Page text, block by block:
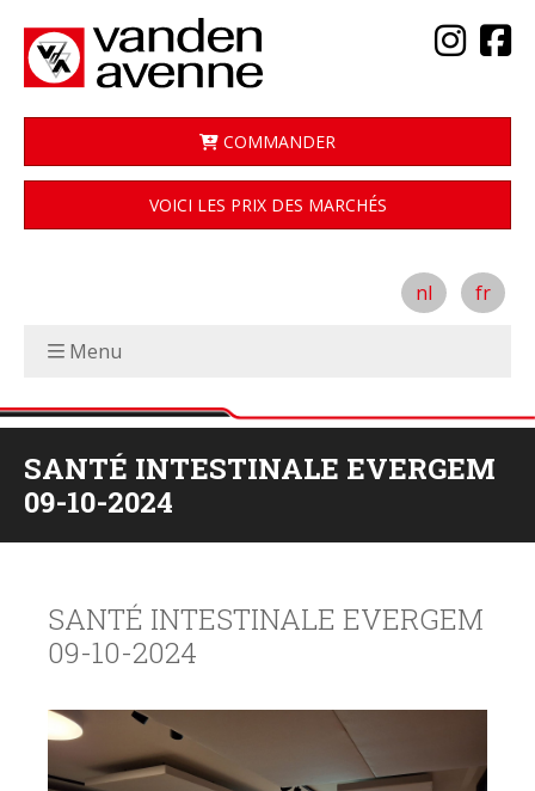
COMMANDER
VOICI LES PRIX DES MARCHÉS
nl fr
Menu
SANTÉ INTESTINALE EVERGEM
09-10-2024
SANTÉ INTESTINALE EVERGEM
09-10-2024